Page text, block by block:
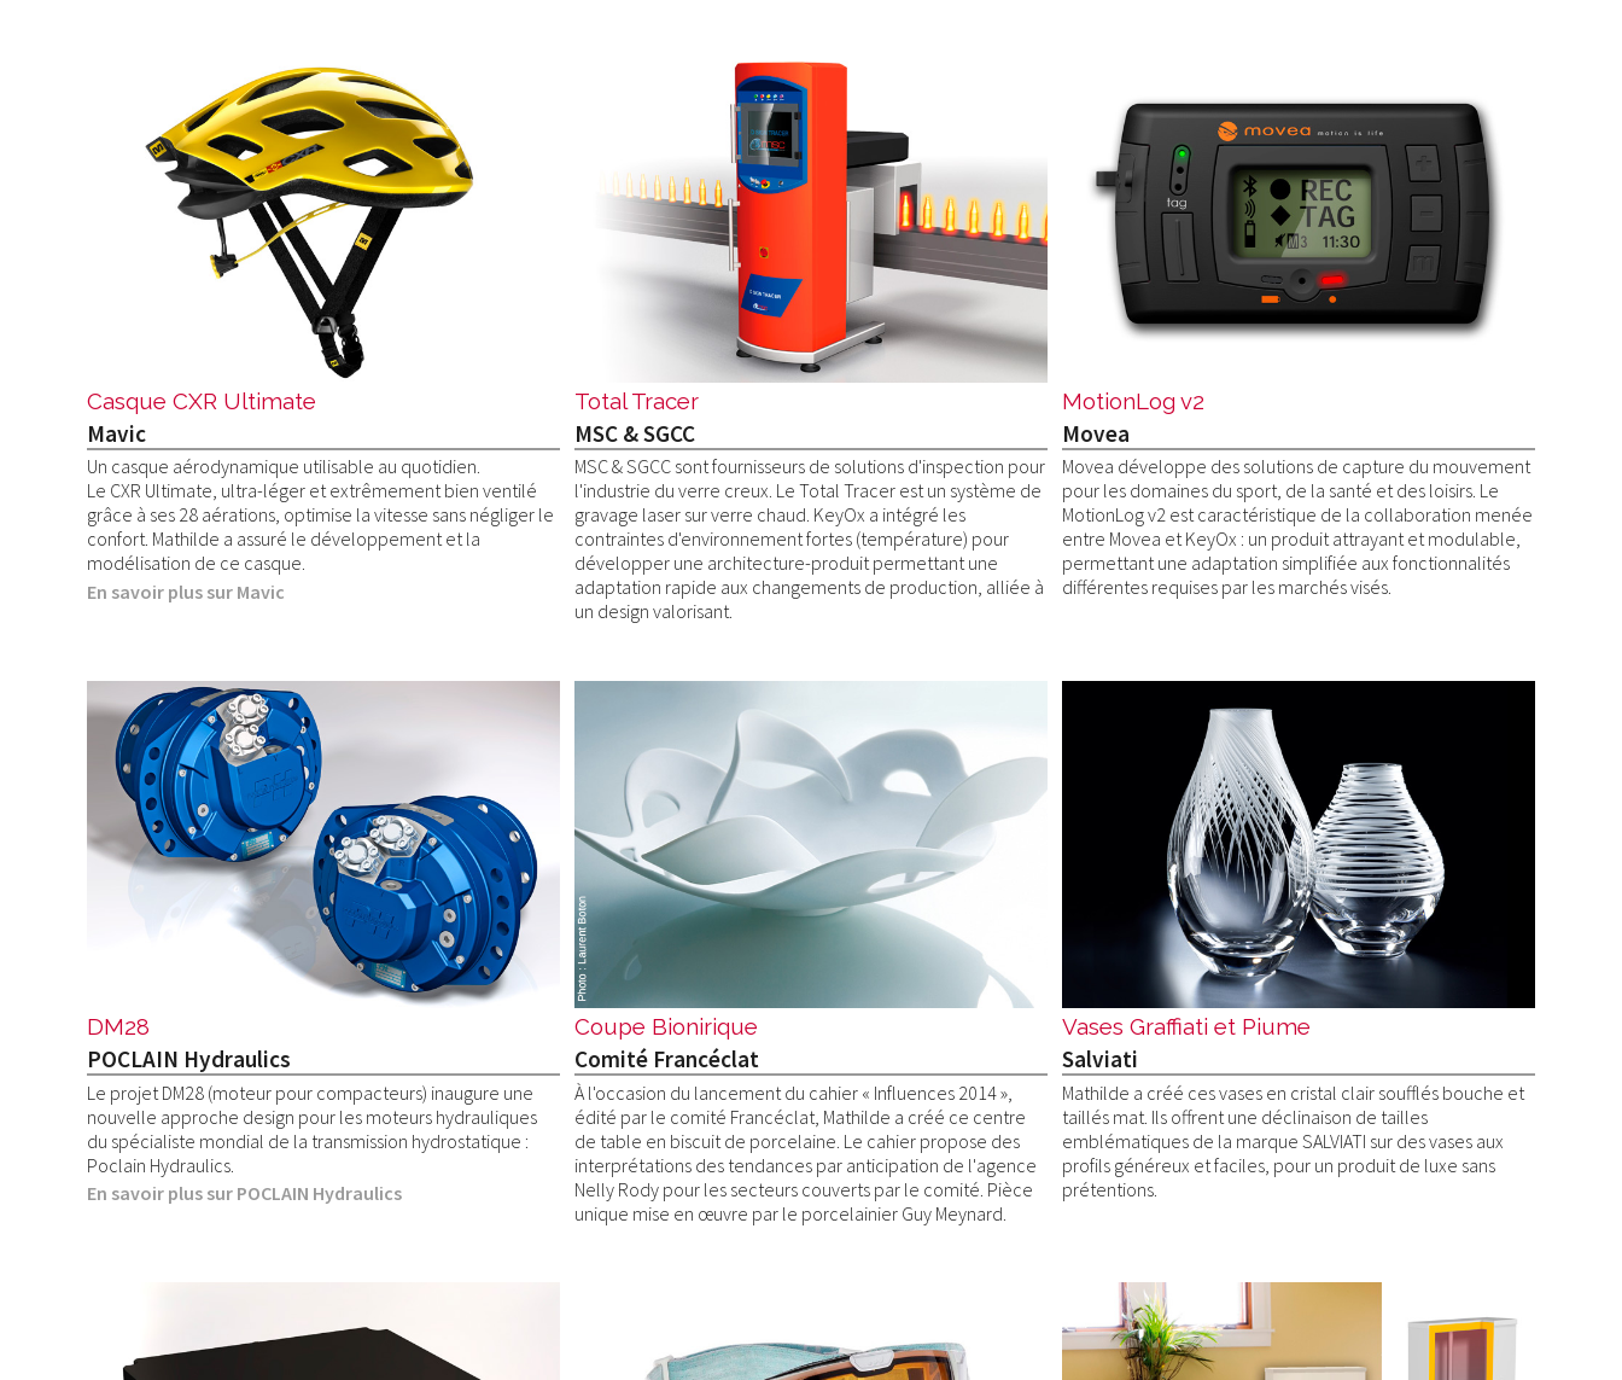
Casque CXR Ultimate
Mavic
Un casque aérodynamique utilisable au quotidien.
Le CXR Ultimate, ultra-léger et extrêmement bien ventilé
grâce à ses 28 aérations, optimise la vitesse sans négliger le
confort. Mathilde a assuré le développement et la
modélisation de ce casque.
En savoir plus sur Mavic
Total Tracer
MSC & SGCC
MSC & SGCC sont fournisseurs de solutions d'inspection pour
l'industrie du verre creux. Le Total Tracer est un système de
gravage laser sur verre chaud. KeyOx a intégré les
contraintes d'environnement fortes (température) pour
développer une architecture-produit permettant une
adaptation rapide aux changements de production, alliée à
un design valorisant.
MotionLog v2
Movea
Movea développe des solutions de capture du mouvement
pour les domaines du sport, de la santé et des loisirs. Le
MotionLog v2 est caractéristique de la collaboration menée
entre Movea et KeyOx : un produit attrayant et modulable,
permettant une adaptation simplifiée aux fonctionnalités
différentes requises par les marchés visés.
DM28
POCLAIN Hydraulics
Le projet DM28 (moteur pour compacteurs) inaugure une
nouvelle approche design pour les moteurs hydrauliques
du spécialiste mondial de la transmission hydrostatique :
Poclain Hydraulics.
En savoir plus sur POCLAIN Hydraulics
Coupe Bionirique
Comité Francéclat
À l'occasion du lancement du cahier « Influences 2014 »,
édité par le comité Francéclat, Mathilde a créé ce centre
de table en biscuit de porcelaine. Le cahier propose des
interprétations des tendances par anticipation de l'agence
Nelly Rody pour les secteurs couverts par le comité. Pièce
unique mise en œuvre par le porcelainier Guy Meynard.
Vases Graffiati et Piume
Salviati
Mathilde a créé ces vases en cristal clair soufflés bouche et
taillés mat. Ils offrent une déclinaison de tailles
emblématiques de la marque SALVIATI sur des vases aux
profils généreux et faciles, pour un produit de luxe sans
prétentions.